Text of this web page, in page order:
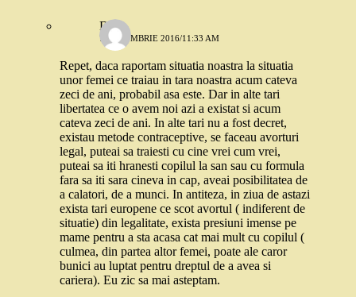
Deea
7 OCTOMBRIE 2016/11:33 AM
Repet, daca raportam situatia noastra la situatia
unor femei ce traiau in tara noastra acum cateva
zeci de ani, probabil asa este. Dar in alte tari
libertatea ce o avem noi azi a existat si acum
cateva zeci de ani. In alte tari nu a fost decret,
existau metode contraceptive, se faceau avorturi
legal, puteai sa traiesti cu cine vrei cum vrei,
puteai sa iti hranesti copilul la san sau cu formula
fara sa iti sara cineva in cap, aveai posibilitatea de
a calatori, de a munci. In antiteza, in ziua de astazi
exista tari europene ce scot avortul ( indiferent de
situatie) din legalitate, exista presiuni imense pe
mame pentru a sta acasa cat mai mult cu copilul (
culmea, din partea altor femei, poate ale caror
bunici au luptat pentru dreptul de a avea si
cariera). Eu zic sa mai asteptam.